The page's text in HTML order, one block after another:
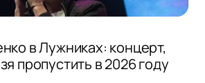
в Лужниках: концерт,
пропустить в 2026 году